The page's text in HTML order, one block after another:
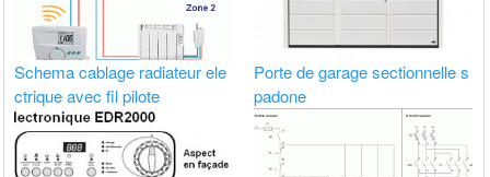
Schema cablage radiateur ele
ctrique avec fil pilote
Porte de garage sectionnelle s
padone